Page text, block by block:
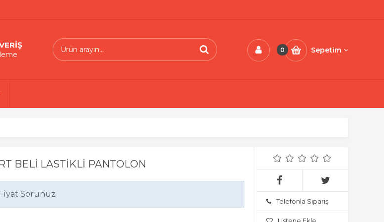
0 Sepetim
BELİ LASTİKLİ PANTOLON
Sorunuz
Telefonla Sipariş